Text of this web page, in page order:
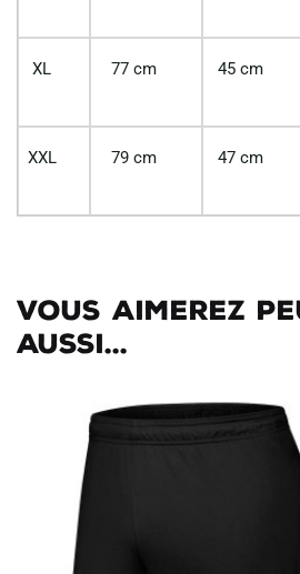
XL 77 cm 45 cm
XXL 79 cm 47 cm
Vous aimerez
aussi...